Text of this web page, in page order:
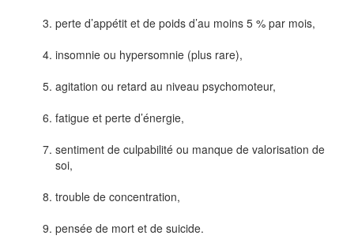
perte d’appétit et de poids d’au moins 5 % par mois,
insomnie ou hypersomnie (plus rare),
agitation ou retard au niveau psychomoteur,
fatigue et perte d’énergie,
sentiment de culpabilité ou manque de valorisation de
soi,
trouble de concentration,
pensée de mort et de suicide.